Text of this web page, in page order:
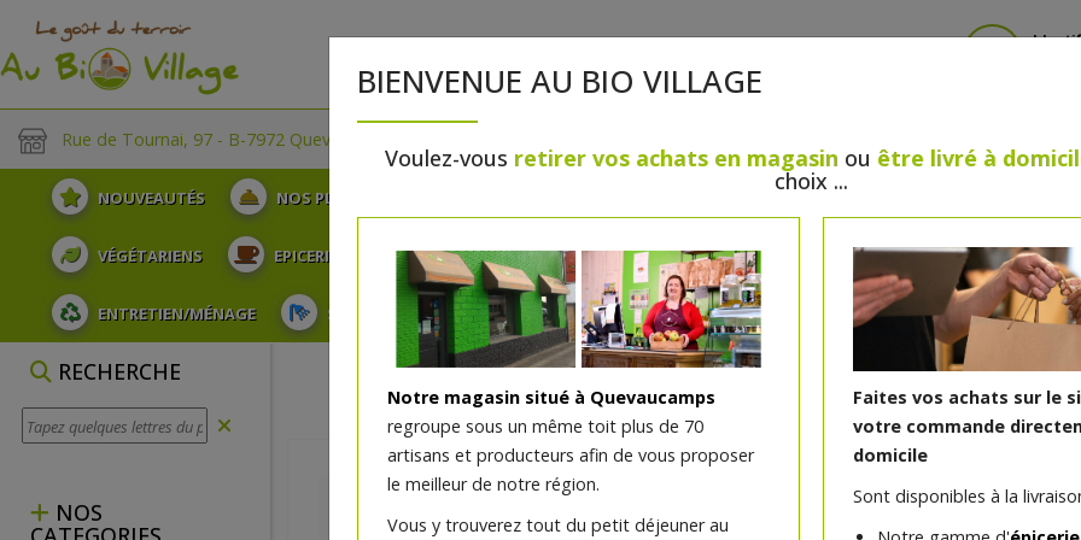
Rue de Tournai, 97 - B-7972 Quevaucamps
NOUVEAUTÉS NOS PLATEAUX
VÉGÉTARIENS EPICERIE PLATS TRAITEUR BOULANGERIE / PÂTISSERIE SANS GLUTEN, SANS
ENTRETIEN/MÉNAGE SOINS ET HYGIÈNE DU CORPS BEAUTÉ HUILES ESSENTIELLES MAISON
RECHERCHE
NOS
BIENVENUE AU BIO VILLAGE
Voulez-vous retirer vos achats en magasin ou être livré à
choix ...
Notre magasin situé à Quevaucamps
regroupe sous un même toit plus de 70
artisans et producteurs afin de vous proposer
le meilleur de notre région.
Vous y trouverez tout du petit déjeuner au
Faites vos achats sur le
votre commande
domicile
Sont disponibles à la
Sachet de 125g de
de chocolat LPAC -